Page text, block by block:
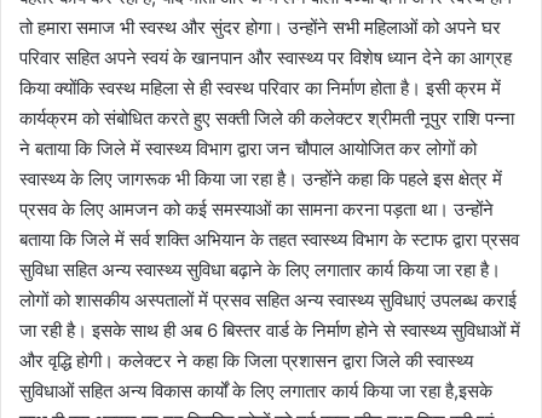
तो हमारा समाज भी स्वस्थ और सुंदर होगा। उन्होंने सभी महिलाओं को अपने घर
परिवार सहित अपने स्वयं के खानपान और स्वास्थ्य पर विशेष ध्यान देने का आग्रह
किया क्योंकि स्वस्थ महिला से ही स्वस्थ परिवार का निर्माण होता है। इसी क्रम में
कार्यक्रम को संबोधित करते हुए सक्ती जिले की कलेक्टर श्रीमती नूपुर राशि पन्ना
ने बताया कि जिले में स्वास्थ्य विभाग द्वारा जन चौपाल आयोजित कर लोगों को
स्वास्थ्य के लिए जागरूक भी किया जा रहा है। उन्होंने कहा कि पहले इस क्षेत्र में
प्रसव के लिए आमजन को कई समस्याओं का सामना करना पड़ता था। उन्होंने
बताया कि जिले में सर्व शक्ति अभियान के तहत स्वास्थ्य विभाग के स्टाफ द्वारा प्रसव
सुविधा सहित अन्य स्वास्थ्य सुविधा बढ़ाने के लिए लगातार कार्य किया जा रहा है।
लोगों को शासकीय अस्पतालों में प्रसव सहित अन्य स्वास्थ्य सुविधाएं उपलब्ध कराई
जा रही है। इसके साथ ही अब 6 बिस्तर वार्ड के निर्माण होने से स्वास्थ्य सुविधाओं में
और वृद्धि होगी। कलेक्टर ने कहा कि जिला प्रशासन द्वारा जिले की स्वास्थ्य
सुविधाओं सहित अन्य विकास कार्यों के लिए लगातार कार्य किया जा रहा है,इसके